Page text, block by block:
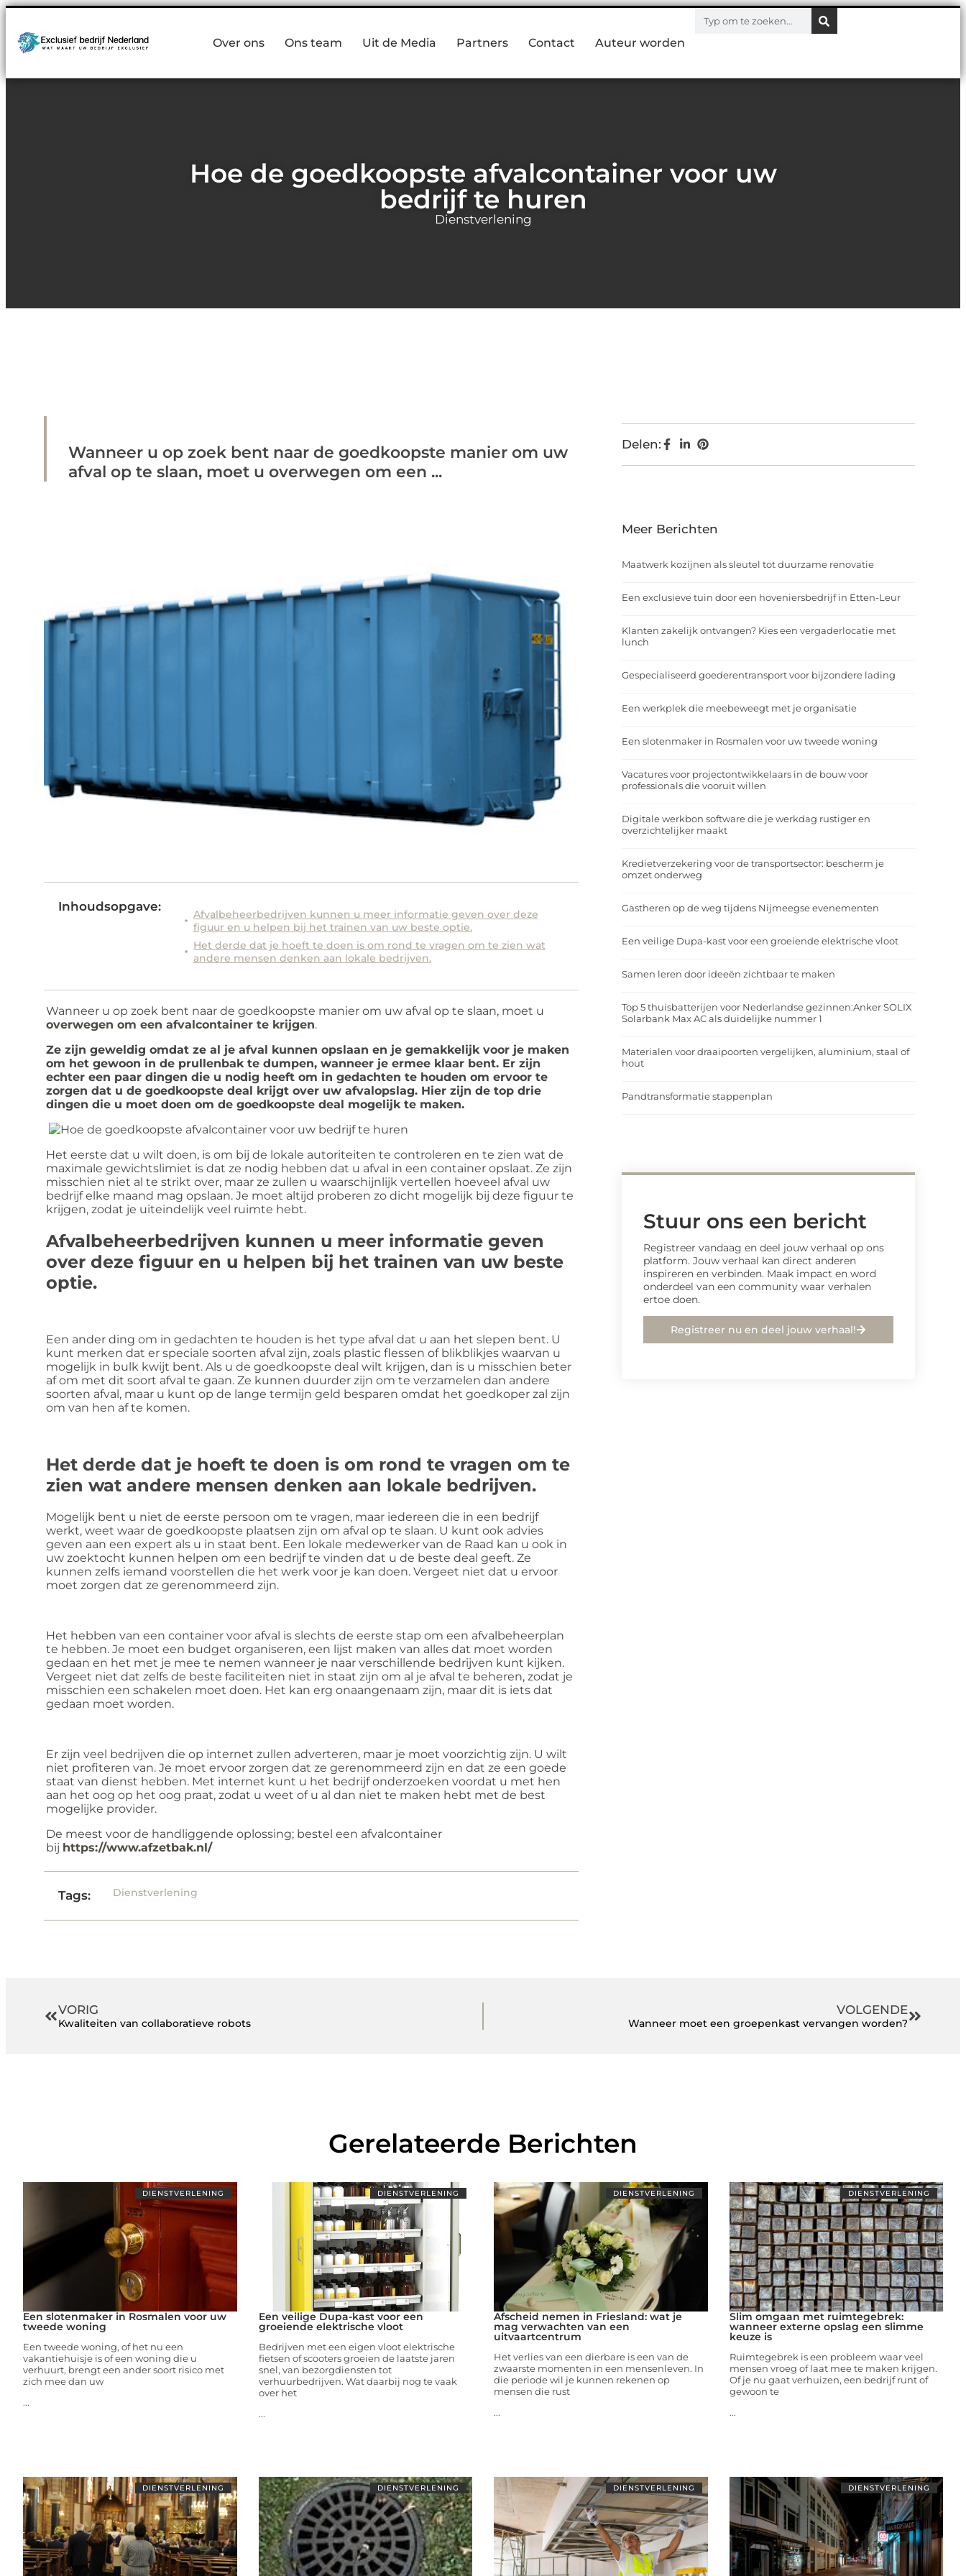
Over ons Ons team Uit de Media Partners Contact Auteur worden
Hoe de goedkoopste afvalcontainer voor uw
bedrijf te huren
Dienstverlening
Wanneer u op zoek bent naar de goedkoopste manier om uw
afval op te slaan, moet u overwegen om een ...
Inhoudsopgave:
Afvalbeheerbedrijven kunnen u meer informatie geven over deze
figuur en u helpen bij het trainen van uw beste optie.
Het derde dat je hoeft te doen is om rond te vragen om te zien wat
andere mensen denken aan lokale bedrijven.
Wanneer u op zoek bent naar de goedkoopste manier om uw afval op te slaan, moet u
overwegen om een afvalcontainer te krijgen.
Ze zijn geweldig omdat ze al je afval kunnen opslaan en je gemakkelijk voor je maken
om het gewoon in de prullenbak te dumpen, wanneer je ermee klaar bent. Er zijn
echter een paar dingen die u nodig heeft om in gedachten te houden om ervoor te
zorgen dat u de goedkoopste deal krijgt over uw afvalopslag. Hier zijn de top drie
dingen die u moet doen om de goedkoopste deal mogelijk te maken.
Het eerste dat u wilt doen, is om bij de lokale autoriteiten te controleren en te zien wat de
maximale gewichtslimiet is dat ze nodig hebben dat u afval in een container opslaat. Ze zijn
misschien niet al te strikt over, maar ze zullen u waarschijnlijk vertellen hoeveel afval uw
bedrijf elke maand mag opslaan. Je moet altijd proberen zo dicht mogelijk bij deze figuur te
krijgen, zodat je uiteindelijk veel ruimte hebt.
Afvalbeheerbedrijven kunnen u meer informatie geven
over deze figuur en u helpen bij het trainen van uw beste
optie.
Een ander ding om in gedachten te houden is het type afval dat u aan het slepen bent. U
kunt merken dat er speciale soorten afval zijn, zoals plastic flessen of blikblikjes waarvan u
mogelijk in bulk kwijt bent. Als u de goedkoopste deal wilt krijgen, dan is u misschien beter
af om met dit soort afval te gaan. Ze kunnen duurder zijn om te verzamelen dan andere
soorten afval, maar u kunt op de lange termijn geld besparen omdat het goedkoper zal zijn
om van hen af te komen.
Het derde dat je hoeft te doen is om rond te vragen om te
zien wat andere mensen denken aan lokale bedrijven.
Mogelijk bent u niet de eerste persoon om te vragen, maar iedereen die in een bedrijf
werkt, weet waar de goedkoopste plaatsen zijn om afval op te slaan. U kunt ook advies
geven aan een expert als u in staat bent. Een lokale medewerker van de Raad kan u ook in
uw zoektocht kunnen helpen om een bedrijf te vinden dat u de beste deal geeft. Ze
kunnen zelfs iemand voorstellen die het werk voor je kan doen. Vergeet niet dat u ervoor
moet zorgen dat ze gerenommeerd zijn.
Het hebben van een container voor afval is slechts de eerste stap om een afvalbeheerplan
te hebben. Je moet een budget organiseren, een lijst maken van alles dat moet worden
gedaan en het met je mee te nemen wanneer je naar verschillende bedrijven kunt kijken.
Vergeet niet dat zelfs de beste faciliteiten niet in staat zijn om al je afval te beheren, zodat je
misschien een schakelen moet doen. Het kan erg onaangenaam zijn, maar dit is iets dat
gedaan moet worden.
Er zijn veel bedrijven die op internet zullen adverteren, maar je moet voorzichtig zijn. U wilt
niet profiteren van. Je moet ervoor zorgen dat ze gerenommeerd zijn en dat ze een goede
staat van dienst hebben. Met internet kunt u het bedrijf onderzoeken voordat u met hen
aan het oog op het oog praat, zodat u weet of u al dan niet te maken hebt met de best
mogelijke provider.
De meest voor de handliggende oplossing; bestel een afvalcontainer
bij https://www.afzetbak.nl/
Tags: Dienstverlening
Delen:
Meer Berichten
Maatwerk kozijnen als sleutel tot duurzame renovatie
Een exclusieve tuin door een hoveniersbedrijf in Etten-Leur
Klanten zakelijk ontvangen? Kies een vergaderlocatie met
lunch
Gespecialiseerd goederentransport voor bijzondere lading
Een werkplek die meebeweegt met je organisatie
Een slotenmaker in Rosmalen voor uw tweede woning
Vacatures voor projectontwikkelaars in de bouw voor
professionals die vooruit willen
Digitale werkbon software die je werkdag rustiger en
overzichtelijker maakt
Kredietverzekering voor de transportsector: bescherm je
omzet onderweg
Gastheren op de weg tijdens Nijmeegse evenementen
Een veilige Dupa-kast voor een groeiende elektrische vloot
Samen leren door ideeën zichtbaar te maken
Top 5 thuisbatterijen voor Nederlandse gezinnen:Anker SOLIX
Solarbank Max AC als duidelijke nummer 1
Materialen voor draaipoorten vergelijken, aluminium, staal of
hout
Pandtransformatie stappenplan
Stuur ons een bericht
Registreer vandaag en deel jouw verhaal op ons
platform. Jouw verhaal kan direct anderen
inspireren en verbinden. Maak impact en word
onderdeel van een community waar verhalen
ertoe doen.
Registreer nu en deel jouw verhaal!
VORIG
Kwaliteiten van collaboratieve robots
VOLGENDE
Wanneer moet een groepenkast vervangen worden?
Gerelateerde Berichten
DIENSTVERLENING
Een slotenmaker in Rosmalen voor uw
tweede woning
Een tweede woning, of het nu een
vakantiehuisje is of een woning die u
verhuurt, brengt een ander soort risico met
zich mee dan uw
...
DIENSTVERLENING
Een veilige Dupa-kast voor een
groeiende elektrische vloot
Bedrijven met een eigen vloot elektrische
fietsen of scooters groeien de laatste jaren
snel, van bezorgdiensten tot
verhuurbedrijven. Wat daarbij nog te vaak
over het
...
DIENSTVERLENING
Afscheid nemen in Friesland: wat je
mag verwachten van een
uitvaartcentrum
Het verlies van een dierbare is een van de
zwaarste momenten in een mensenleven. In
die periode wil je kunnen rekenen op
mensen die rust
...
DIENSTVERLENING
Slim omgaan met ruimtegebrek:
wanneer externe opslag een slimme
keuze is
Ruimtegebrek is een probleem waar veel
mensen vroeg of laat mee te maken krijgen.
Of je nu gaat verhuizen, een bedrijf runt of
gewoon te
...
DIENSTVERLENING DIENSTVERLENING DIENSTVERLENING DIENSTVERLENING